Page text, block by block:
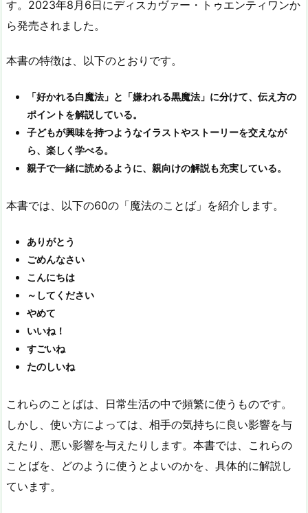
す。2023年8月6日にディスカヴァー・トゥエンティワンか
ら発売されました。
本書の特徴は、以下のとおりです。
「好かれる白魔法」と「嫌われる黒魔法」に分けて、伝え方の
ポイントを解説している。
子どもが興味を持つようなイラストやストーリーを交えなが
ら、楽しく学べる。
親子で一緒に読めるように、親向けの解説も充実している。
本書では、以下の60の「魔法のことば」を紹介します。
ありがとう
ごめんなさい
こんにちは
～してください
やめて
いいね！
すごいね
たのしいね
これらのことばは、日常生活の中で頻繁に使うものです。
しかし、使い方によっては、相手の気持ちに良い影響を与
えたり、悪い影響を与えたりします。本書では、これらの
ことばを、どのように使うとよいのかを、具体的に解説し
ています。